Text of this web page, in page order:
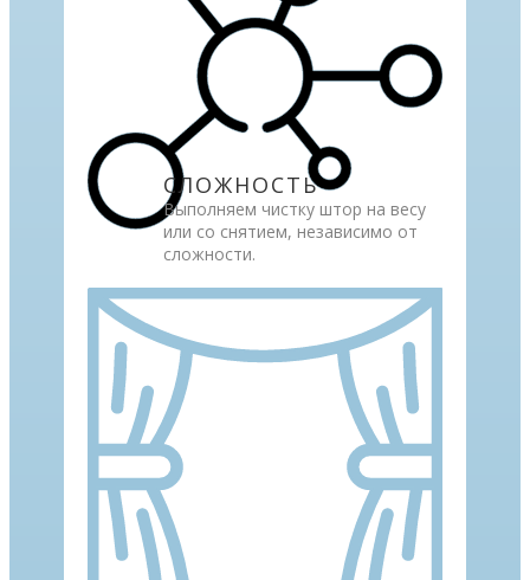
СЛОЖНОСТЬ
Выполняем чистку штор на весу
или со снятием, независимо от
сложности.